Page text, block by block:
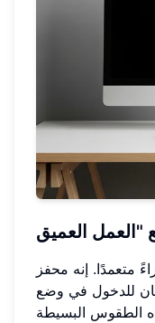
متعمدًا. إنه محفز
للدخول في وضع
الطقوس البسيطة